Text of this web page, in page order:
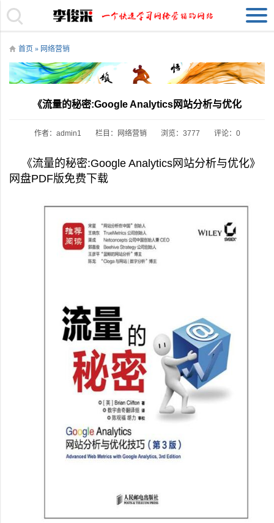
首页 » 网络营销
《流量的秘密:Google Analytics网站分析与优化
作者：admin1 栏目： 网络营销 浏览：3777 评论：0
《流量的秘密:Google Analytics网站分析与优化》
网盘PDF版免费下载